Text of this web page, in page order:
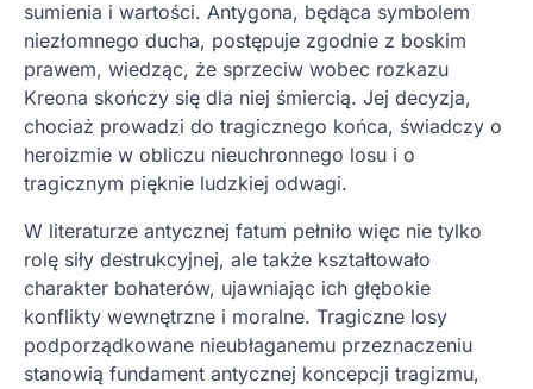
sumienia i wartości. Antygona, będąca symbolem
niezłomnego ducha, postępuje zgodnie z boskim
prawem, wiedząc, że sprzeciw wobec rozkazu
Kreona skończy się dla niej śmiercią. Jej decyzja,
chociaż prowadzi do tragicznego końca, świadczy o
heroizmie w obliczu nieuchronnego losu i o
tragicznym pięknie ludzkiej odwagi.
W literaturze antycznej fatum pełniło więc nie tylko
rolę siły destrukcyjnej, ale także kształtowało
charakter bohaterów, ujawniając ich głębokie
konflikty wewnętrzne i moralne. Tragiczne losy
podporządkowane nieubłaganemu przeznaczeniu
stanowią fundament antycznej koncepcji tragizmu,